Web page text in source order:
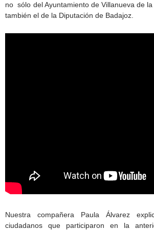
no sólo del Ayuntamiento de Villanueva de
también el de la Diputación de Badajoz.
Nuestra compañera Paula Álvarez
ciudadanos que participaron en la